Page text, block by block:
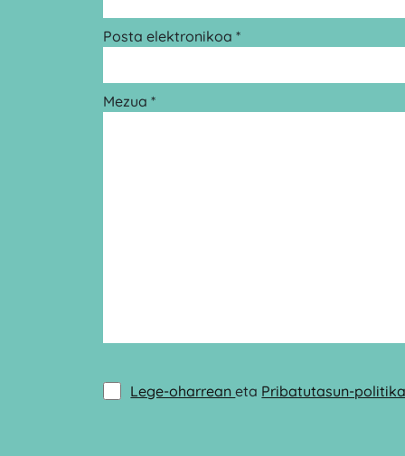
Posta elektronikoa *
Mezua *
Lege-oharreaneta Pribatutasun-